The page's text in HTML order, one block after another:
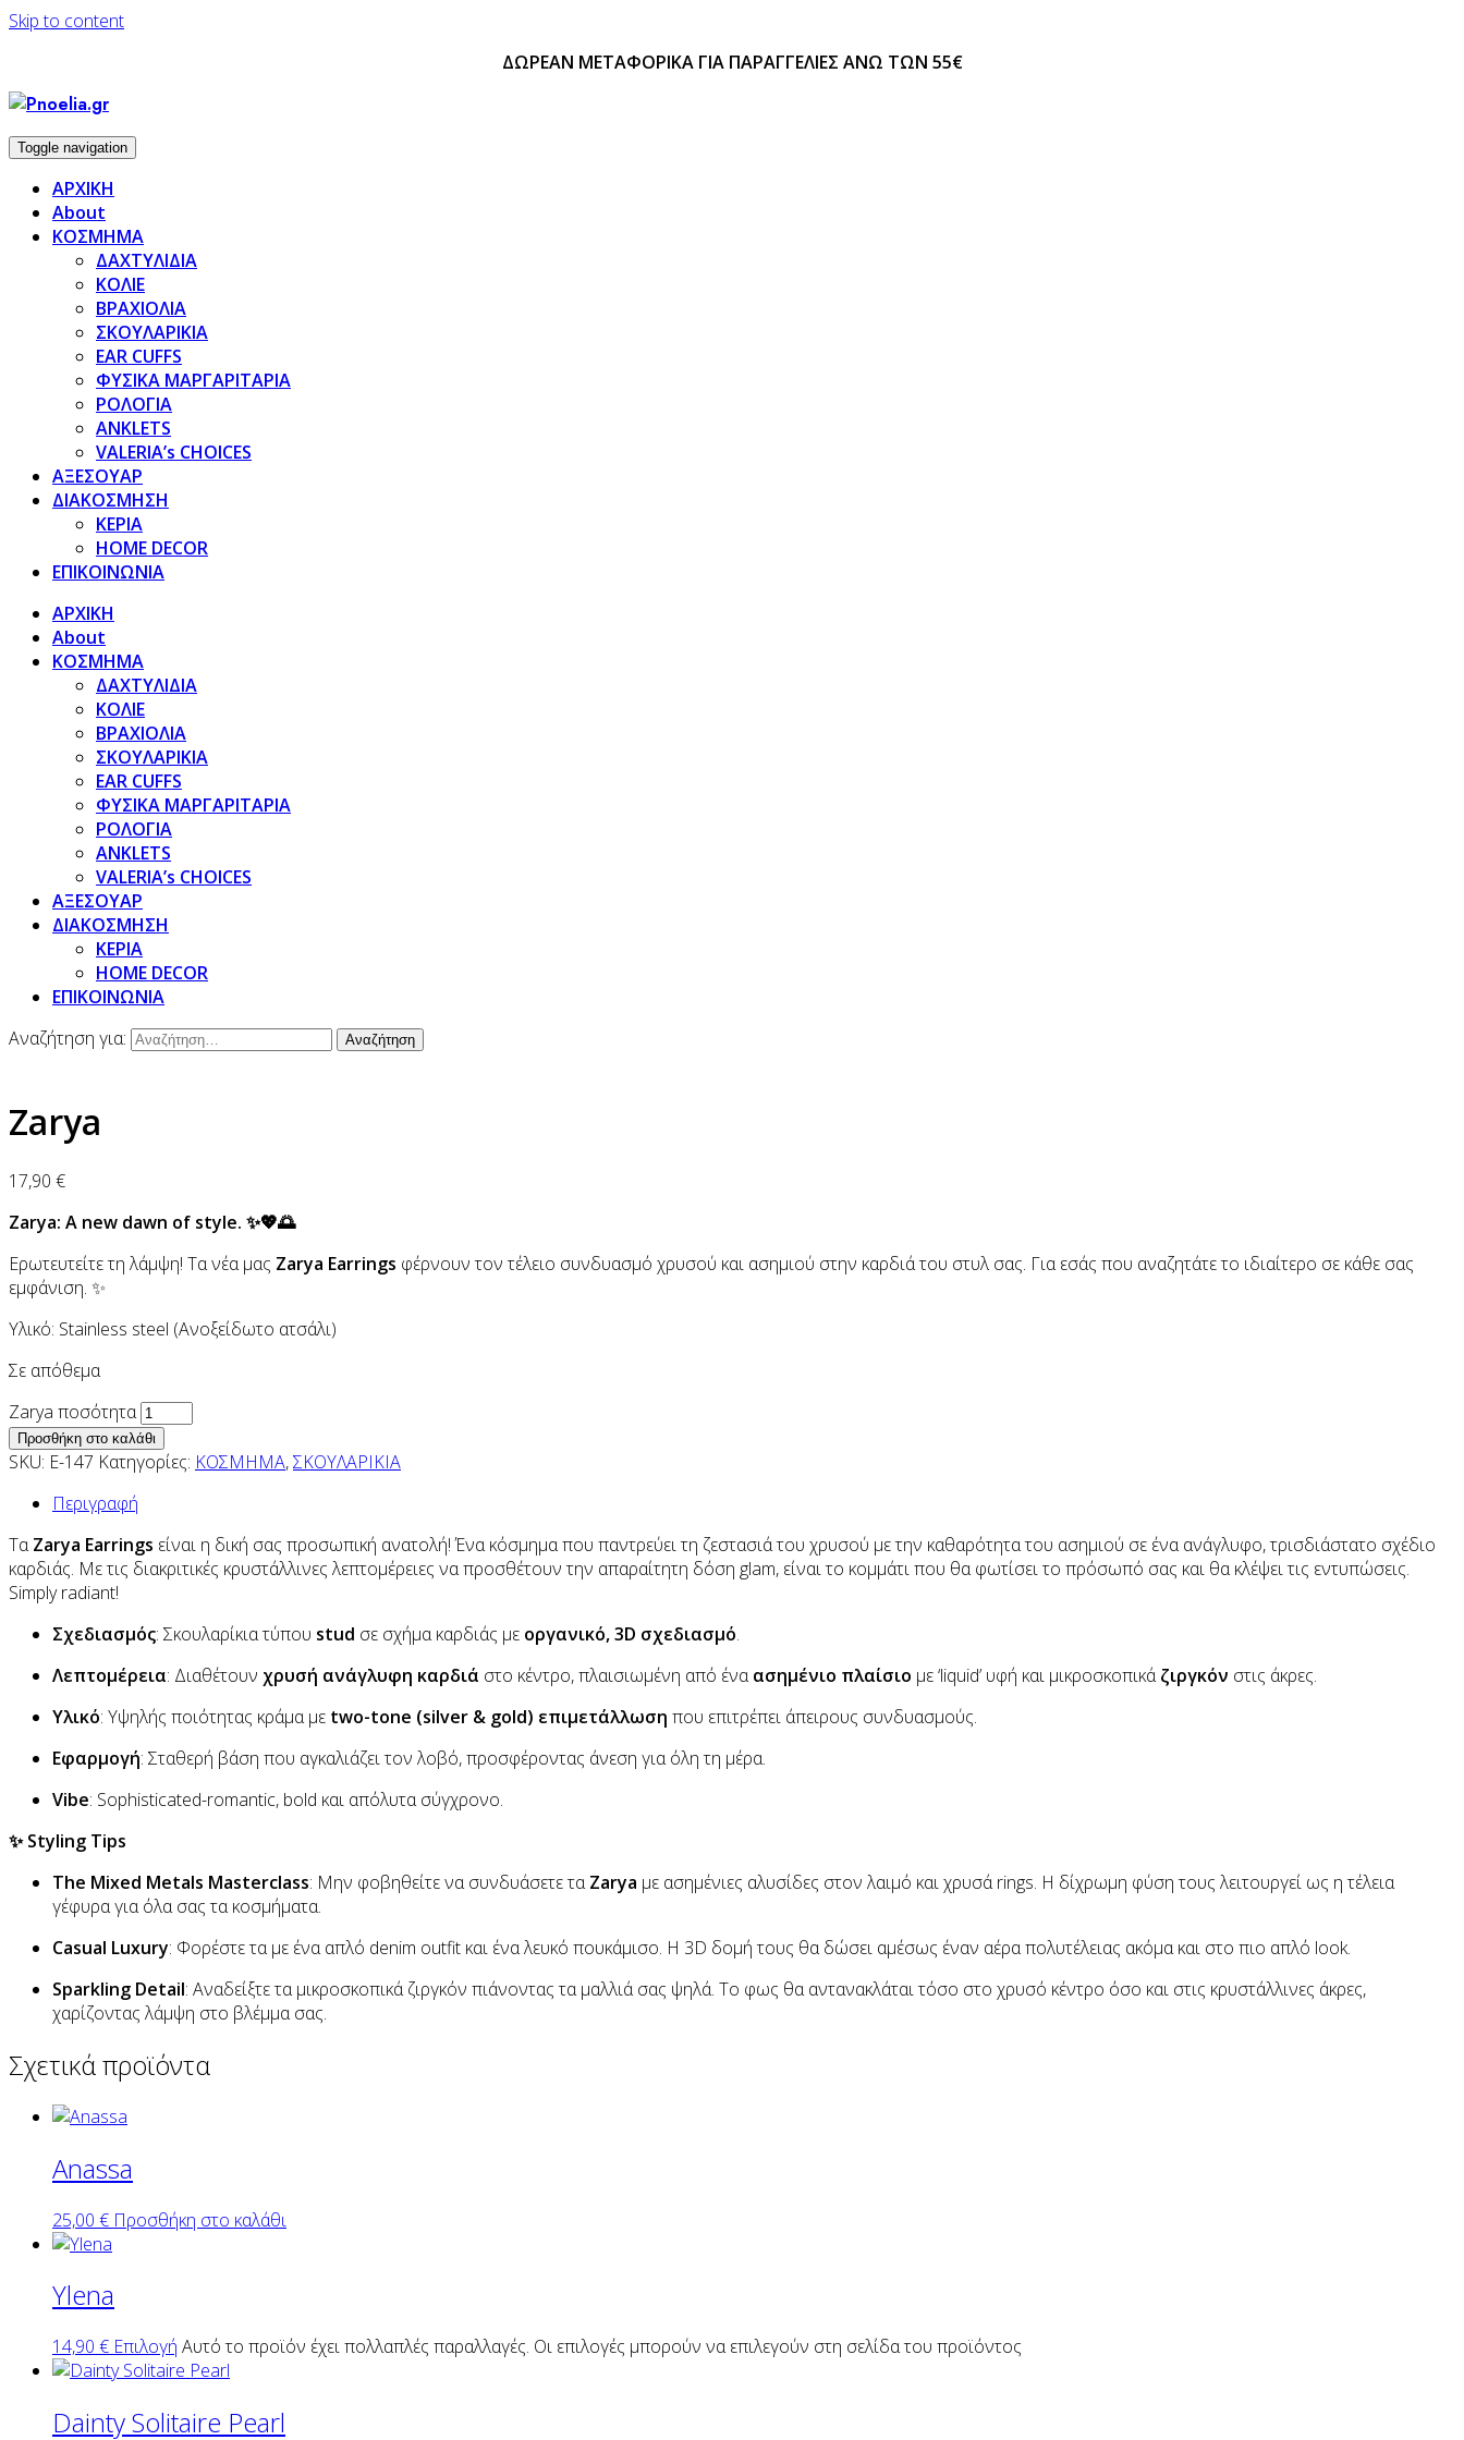
Skip to content
ΔΩΡΕΑΝ ΜΕΤΑΦΟΡΙΚΑ ΓΙΑ ΠΑΡΑΓΓΕΛΙΕΣ ΑΝΩ ΤΩΝ 55€
Toggle navigation
ΑΡΧΙΚΗ
About
ΚΟΣΜΗΜΑ
ΔΑΧΤΥΛΙΔΙΑ
ΚΟΛΙΕ
ΒΡΑΧΙΟΛΙΑ
ΣΚΟΥΛΑΡΙΚΙΑ
EAR CUFFS
ΦΥΣΙΚΑ ΜΑΡΓΑΡΙΤΑΡΙΑ
ΡΟΛΟΓΙΑ
ANKLETS
VALERIA’s CHOICES
ΑΞΕΣΟΥΑΡ
ΔΙΑΚΟΣΜΗΣΗ
ΚΕΡΙΑ
HOME DECOR
ΕΠΙΚΟΙΝΩΝΙΑ
ΑΡΧΙΚΗ
About
ΚΟΣΜΗΜΑ
ΔΑΧΤΥΛΙΔΙΑ
ΚΟΛΙΕ
ΒΡΑΧΙΟΛΙΑ
ΣΚΟΥΛΑΡΙΚΙΑ
EAR CUFFS
ΦΥΣΙΚΑ ΜΑΡΓΑΡΙΤΑΡΙΑ
ΡΟΛΟΓΙΑ
ANKLETS
VALERIA’s CHOICES
ΑΞΕΣΟΥΑΡ
ΔΙΑΚΟΣΜΗΣΗ
ΚΕΡΙΑ
HOME DECOR
ΕΠΙΚΟΙΝΩΝΙΑ
Αναζήτηση για:
Zarya
17,90 €
Zarya: A new dawn of style. ✨💖🌅
Ερωτευτείτε τη λάμψη! Τα νέα μας Zarya Earrings φέρνουν τον τέλειο συνδυασμό χρυσού και ασημιού στην καρδιά του στυλ σας. Για εσάς που αναζητάτε το ιδιαίτερο σε κάθε σας
εμφάνιση. ✨
Υλικό: Stainless steel (Ανοξείδωτο ατσάλι)
Σε απόθεμα
Zarya ποσότητα
Προσθήκη στο καλάθι
SKU: E-147 Κατηγορίες: ΚΟΣΜΗΜΑ,ΣΚΟΥΛΑΡΙΚΙΑ
Περιγραφή
ΤαZarya Earrings είναι η δική σας προσωπική ανατολή! Ένα κόσμημα που παντρεύει τη ζεστασιά του χρυσού με την καθαρότητα του ασημιού σε ένα ανάγλυφο, τρισδιάστατο σχέδιο
καρδιάς. Με τις διακριτικές κρυστάλλινες λεπτομέρειες να προσθέτουν την απαραίτητη δόση glam, είναι το κομμάτι που θα φωτίσει το πρόσωπό σας και θα κλέψει τις εντυπώσεις.
Simply radiant!
Σχεδιασμός: Σκουλαρίκια τύπου stud σε σχήμα καρδιάς με οργανικό, 3D σχεδιασμό.
Λεπτομέρεια: Διαθέτουν χρυσή ανάγλυφη καρδιά στο κέντρο, πλαισιωμένη από έναασημένιο πλαίσιο με ‘liquid’ υφή και μικροσκοπικάζιργκόν στις άκρες.
Υλικό: Υψηλής ποιότητας κράμα με two-tone (silver & gold) επιμετάλλωση που επιτρέπει άπειρους συνδυασμούς.
Εφαρμογή: Σταθερή βάση που αγκαλιάζει τον λοβό, προσφέροντας άνεση για όλη τη μέρα.
Vibe: Sophisticated-romantic, bold και απόλυτα σύγχρονο.
✨ Styling Tips
The Mixed Metals Masterclass: Μην φοβηθείτε να συνδυάσετε ταZarya με ασημένιες αλυσίδες στον λαιμό και χρυσά rings. Η δίχρωμη φύση τους λειτουργεί ως η τέλεια
γέφυρα για όλα σας τα κοσμήματα.
Casual Luxury: Φορέστε τα με ένα απλό denim outfit και ένα λευκό πουκάμισο. Η 3D δομή τους θα δώσει αμέσως έναν αέρα πολυτέλειας ακόμα και στο πιο απλό look.
Sparkling Detail: Αναδείξτε τα μικροσκοπικά ζιργκόν πιάνοντας τα μαλλιά σας ψηλά. Το φως θα αντανακλάται τόσο στο χρυσό κέντρο όσο και στις κρυστάλλινες άκρες,
χαρίζοντας λάμψη στο βλέμμα σας.
Σχετικά προϊόντα
Anassa
25,00 € Προσθήκη στο καλάθι
Ylena
14,90 € Επιλογή Αυτό το προϊόν έχει πολλαπλές παραλλαγές. Οι επιλογές μπορούν να επιλεγούν στη σελίδα του προϊόντος
Dainty Solitaire Pearl